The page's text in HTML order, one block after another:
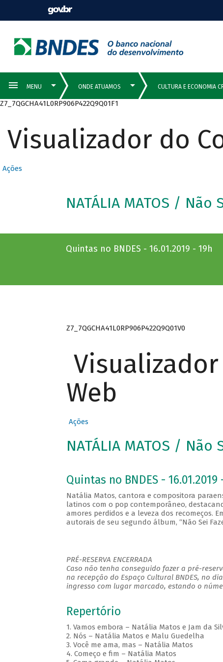
Z7_7QGCHA41L0RP906P422Q9Q01F1
Visualizador do
Ações
NATÁLIA MATOS /
Quintas no BNDES - 16.01.2019 - 19h
Z7_7QGCHA41L0RP906P422Q9Q01V0
Web
Ações
NATÁLIA MATOS /
Quintas no BNDES - 16.01.2019
Natália Matos, cantora e compositora
latinos com o pop contemporâneo,
amores perdidos e a leveza dos recomeços.
autorais de seu segundo álbum, “Não Sei
PRÉ-RESERVA ENCERRADA
Caso não tenha conseguido fazer a pré-
na recepção do Espaço Cultural BNDES, no
ingresso com lugar marcado, estando o
Repertório
1. Vamos embora – Natália Matos e Jam da
2. Nós – Natália Matos e Malu Guedelha
3. Você me ama, mas – Natália Matos
4. Começo e fim – Natália Matos